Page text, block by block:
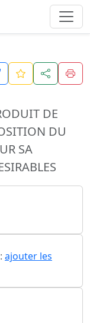
DE
DU
SA
ajouter les